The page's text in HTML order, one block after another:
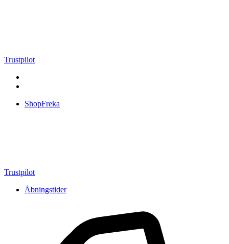
Trustpilot
ShopFreka
Trustpilot
Åbningstider